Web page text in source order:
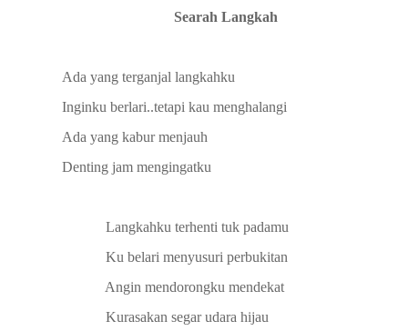
Searah Langkah
Ada yang terganjal langkahku
Inginku berlari..tetapi kau menghalangi
Ada yang kabur menjauh
Denting jam mengingatku
Langkahku terhenti tuk padamu
Ku belari menyusuri perbukitan
Angin mendorongku mendekat
Kurasakan segar udara hijau